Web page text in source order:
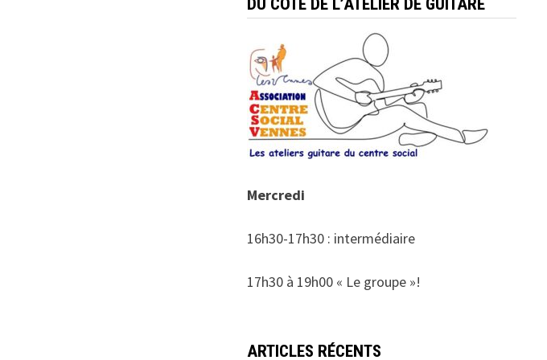
DU COTÉ DE L’ATELIER DE GUITARE
Mercredi
16h30-17h30 : intermédiaire
17h30 à 19h00 « Le groupe »!
ARTICLES RÉCENTS